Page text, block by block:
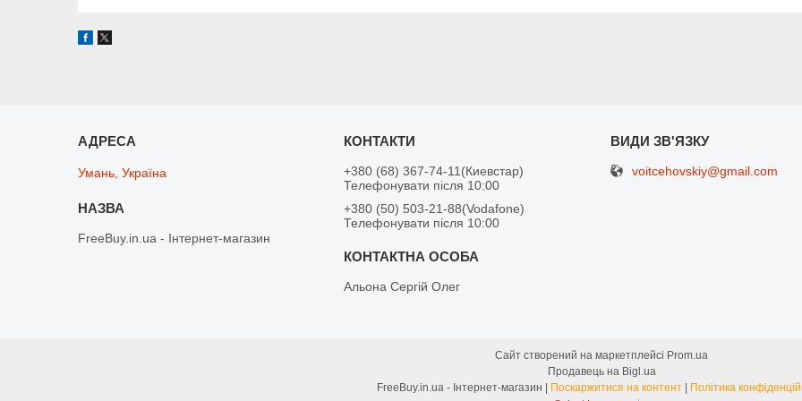
Умань, Україна
FreeBuy.in.ua - Інтернет-магазин
+380 (68) 367-74-11 Киевстар
Телефонувати після 10:00
+380 (50) 503-21-88 Vodafone
Телефонувати після 10:00
Альона Сергій Олег
voitcehovskiy@gmail.com
Сайт створений на маркетплейсі Prom.ua
Продавець на Bigl.ua
Поскаржитися на контент
Політика